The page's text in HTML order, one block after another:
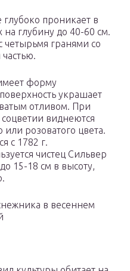
проникает в
глубину до 40-60 см.
четырьмя гранями со
форму
украшает
отливом. При
виднеются
розоватого цвета.
с 1782 г.
чистец Сильвер
15-18 см в высоту,
в весеннем